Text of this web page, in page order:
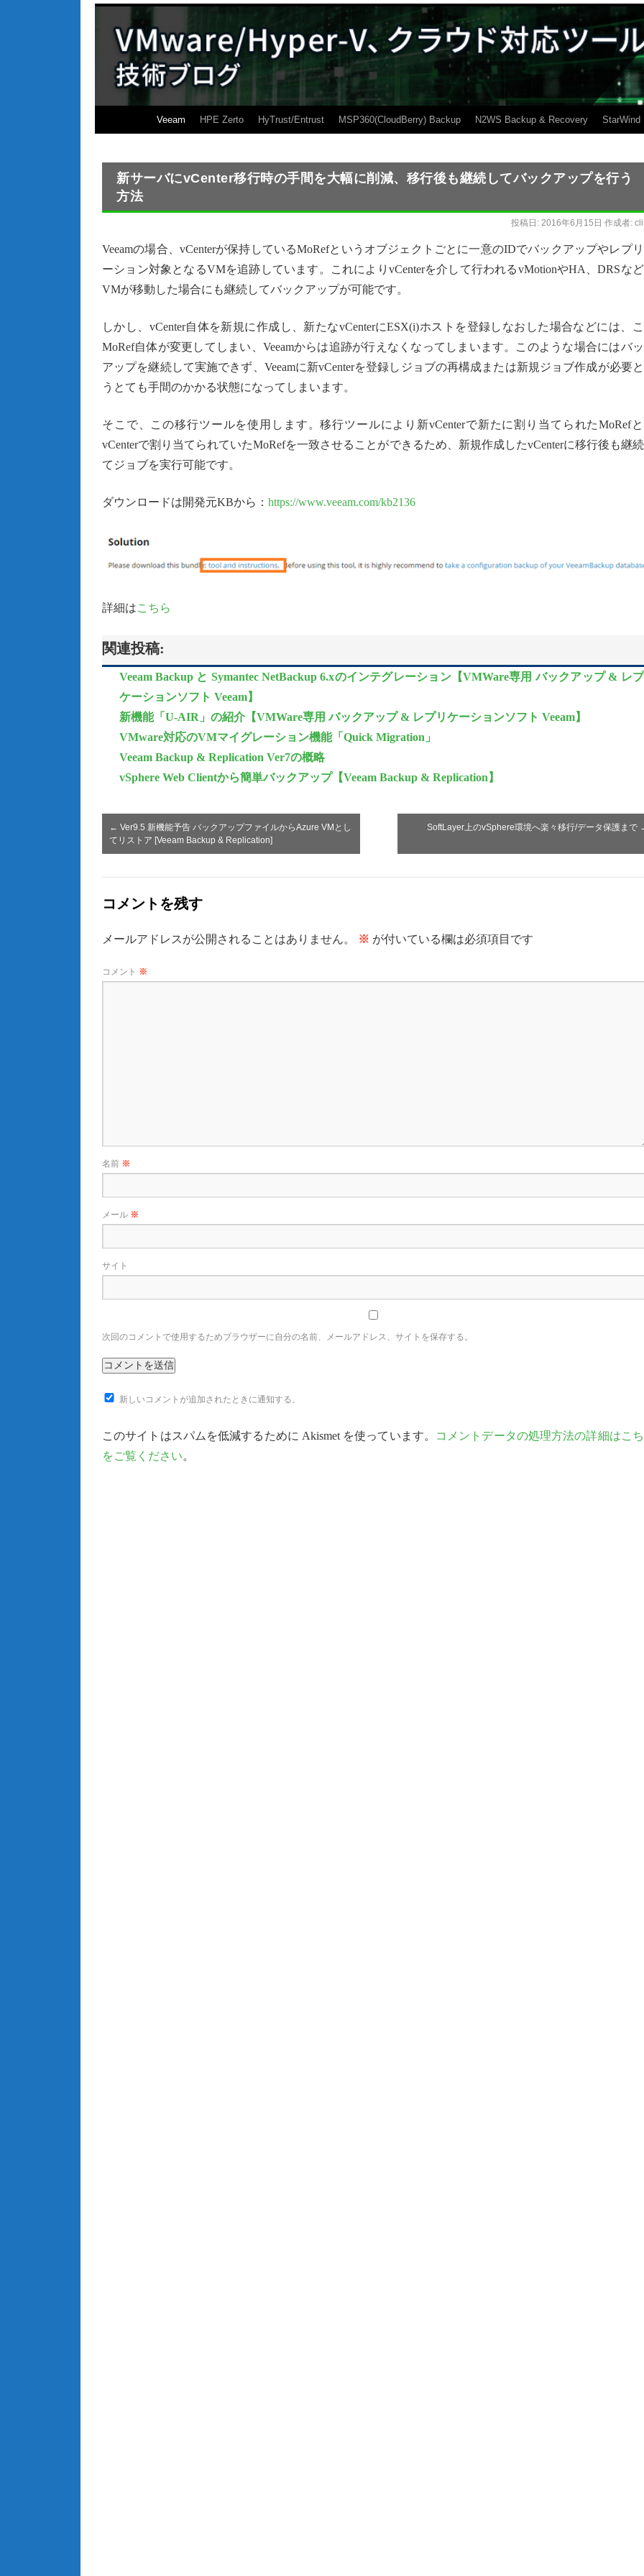
Veeam HPE Zerto HyTrust/Entrust MSP360(CloudBerry) Backup N2WS Backup & Recovery StarWind
新サーバにvCenter移行時の手間を大幅に削減、移行後も継続してバックアップを行う
方法
投稿日: 2016年6月15日 作成者:
Veeamの場合、vCenterが保持しているMoRefというオブジェクトごとに一意のIDでバックアップやレプ
ーション対象となるVMを追跡しています。これによりvCenterを介して行われるvMotionやHA、DRSな
VMが移動した場合にも継続してバックアップが可能です。
しかし、vCenter自体を新規に作成し、新たなvCenterにESX(i)ホストを登録しなおした場合などには、
MoRef自体が変更してしまい、Veeamからは追跡が行えなくなってしまいます。このような場合にはバ
アップを継続して実施できず、Veeamに新vCenterを登録しジョブの再構成または新規ジョブ作成が必要
うとても手間のかかる状態になってしまいます。
そこで、この移行ツールを使用します。移行ツールにより新vCenterで新たに割り当てられたMoRef
vCenterで割り当てられていたMoRefを一致させることができるため、新規作成したvCenterに移行後も継
てジョブを実行可能です。
ダウンロードは開発元KBから： https://www.veeam.com/kb2136
詳細はこちら
関連投稿:
Veeam Backup と Symantec NetBackup 6.xのインテグレーション【VMWare専用 バックアップ & レ
ケーションソフト Veeam】
新機能「U-AIR」の紹介【VMWare専用 バックアップ & レプリケーションソフト Veeam】
VMware対応のVMマイグレーション機能「Quick Migration」
Veeam Backup & Replication Ver7の概略
vSphere Web Clientから簡単バックアップ【Veeam Backup & Replication】
← Ver9.5 新機能予告 バックアップファイルからAzure VMとし
てリストア [Veeam Backup & Replication]
SoftLayer上のvSphere環境へ楽々移行/データ保護まで
コメントを残す
メールアドレスが公開されることはありません。 ※ が付いている欄は必須項目です
コメント ※
名前 ※
メール ※
サイト
次回のコメントで使用するためブラウザーに自分の名前、メールアドレス、サイトを保存する。
新しいコメントが追加されたときに通知する。
このサイトはスパムを低減するために Akismet を使っています。
コメントデータの処理方法の詳細はこ
をご覧ください。